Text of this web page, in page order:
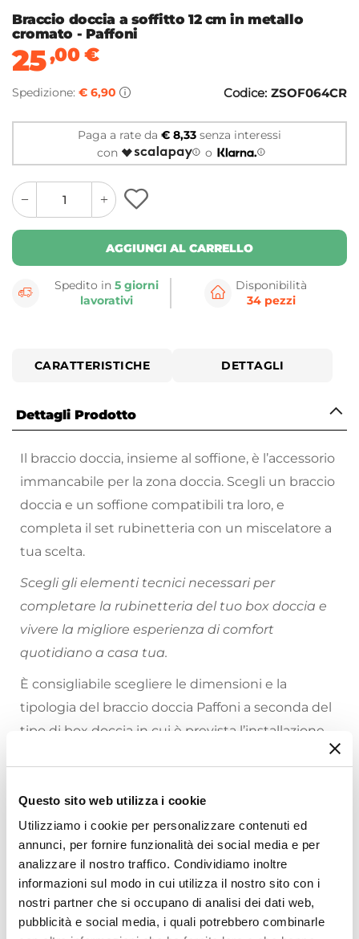
Questo sito web utilizza i cookie
Utilizziamo i cookie per personalizzare contenuti ed
annunci, per fornire funzionalità dei social media e per
analizzare il nostro traffico. Condividiamo inoltre
informazioni sul modo in cui utilizza il nostro sito con i
nostri partner che si occupano di analisi dei dati web,
pubblicità e social media, i quali potrebbero combinarle
Braccio doccia a soffitto 12 cm in metallo
cromato - Paffoni
25,00€
Spedizione: € 6,90 Codice: ZSOF064CR
Paga a rate da € 8,33 senza interessi
con
o
quantity
button
quantity
minus
button
AGGIUNGI AL CARRELLO
Spedito in5 giorni
lavorativi
Disponibilità
34 pezzi
CARATTERISTICHE DETTAGLI
Dettagli Prodotto
Il braccio doccia, insieme al soffione, è l’accessorio
immancabile per la zona doccia. Scegli un braccio
doccia e un soffione compatibili tra loro, e
completa il set rubinetteria con un miscelatore a
tua scelta.
Scegli gli elementi tecnici necessari per
completare la rubinetteria del tuo box doccia e
vivere la migliore esperienza di comfort
quotidiano a casa tua.
È consigliabile scegliere le dimensioni e la
tipologia del braccio doccia Paffoni a seconda del
tipo di box doccia in cui è prevista l’installazione.
Riepilogo Caratteristiche
Tipologia
Braccio doccia
Marca
Paffoni
Installazione
Ti suggeriamo anche